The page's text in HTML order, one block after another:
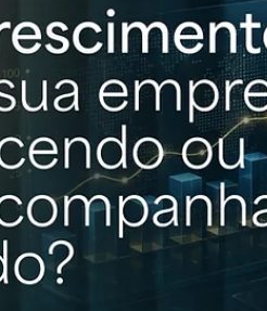
O novo private brasileiro